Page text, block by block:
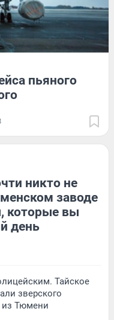
пьяного
никто не
заводе
которые вы
день
Тайское
зверского
из Тюмени